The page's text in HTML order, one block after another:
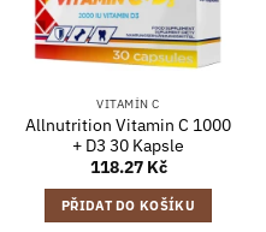
VITAMÍN C
Allnutrition Vitamin C 1000
+ D3 30 Kapsle
118.27 Kč
PŘIDAT DO KOŠÍKU